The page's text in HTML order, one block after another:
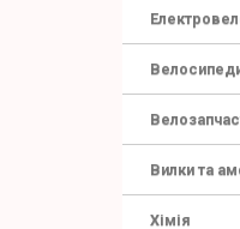
Вилки та
Хімія